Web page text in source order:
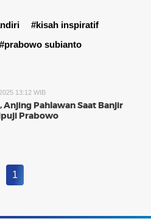
#kisah inspiratif
#prabowo subianto
13:12 WIB
Anjing Pahlawan Saat Banjir
Prabowo
1